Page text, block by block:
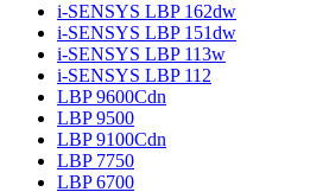
i-SENSYS LBP 162dw
i-SENSYS LBP 151dw
i-SENSYS LBP 113w
i-SENSYS LBP 112
LBP 9600Cdn
LBP 9500
LBP 9100Cdn
LBP 7750
LBP 6700